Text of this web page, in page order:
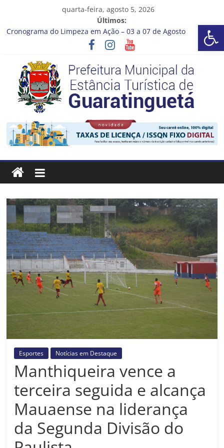
Barra de Ferramentas Aberta
quarta-feira, agosto 5, 2026
Últimos:
Cronograma do Limpeza em Ação – 03 a 07 de Agosto
Prefeitura de Guaratinguetá entrega revitalização da Praça
Vem conferir como nossos alunos estão ainda mais lindos!
CRONOGRAMA DE LAVAGEM E LIMPEZA DOS RESERVATÓRIOS
Guaratinguetá se destaca em competições esportivas da
região
Prefeitura
Estância
Turística
Guaratinguetá
Prefeitura
Estância
Turística
Guaratinguetá
Esportes Notícias em Destaque
Manthiqueira vence a
terceira seguida e alcança
Mauaense na liderança
da Segunda Divisão do